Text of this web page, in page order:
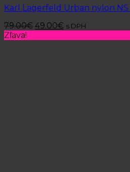
Karl Lagerfeld Urban nylon NS
79.00€ 49.00€ s DPH
Zľava!